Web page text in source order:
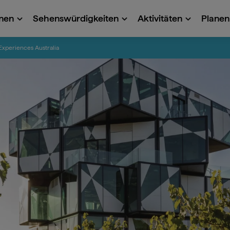
Sehenswürdigkeiten Aktivitäten
Australia